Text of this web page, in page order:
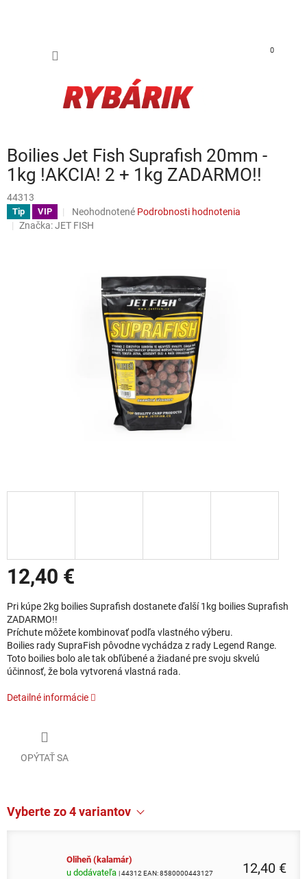
0
Boilies Jet Fish Suprafish 20mm -
1kg !AKCIA! 2 + 1kg ZADARMO!!
44313
Tip VIP Priemerné hodnotenie produktu je 0,0 z 5 hviezdičiek.
Neohodnotené Podrobnosti hodnotenia
Značka:JET FISH
12,40 €
Jednotková cena:
Pri kúpe 2kg boilies Suprafish dostanete ďalší 1kg boilies Suprafish
ZADARMO!!
Príchute môžete kombinovať podľa vlastného výberu.
Boilies rady SupraFish pôvodne vychádza z rady Legend Range.
Toto boilies bolo ale tak obľúbené a žiadané pre svoju skvelú
účinnosť, že bola vytvorená vlastná rada.
Detailné informácie
OPÝTAŤ SA
Vyberte zo 4 variantov
Oliheň (kalamár)
u dodávateľa
| 44312 EAN:8580000443127 12,40 €